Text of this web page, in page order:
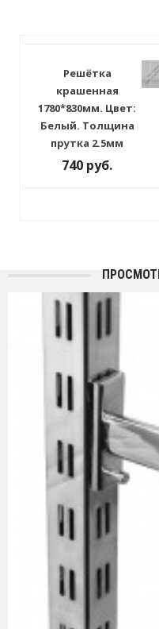
Решётка
крашенная
1780*830мм. Цвет:
Белый. Толщина
прутка 2.5мм
740 руб.